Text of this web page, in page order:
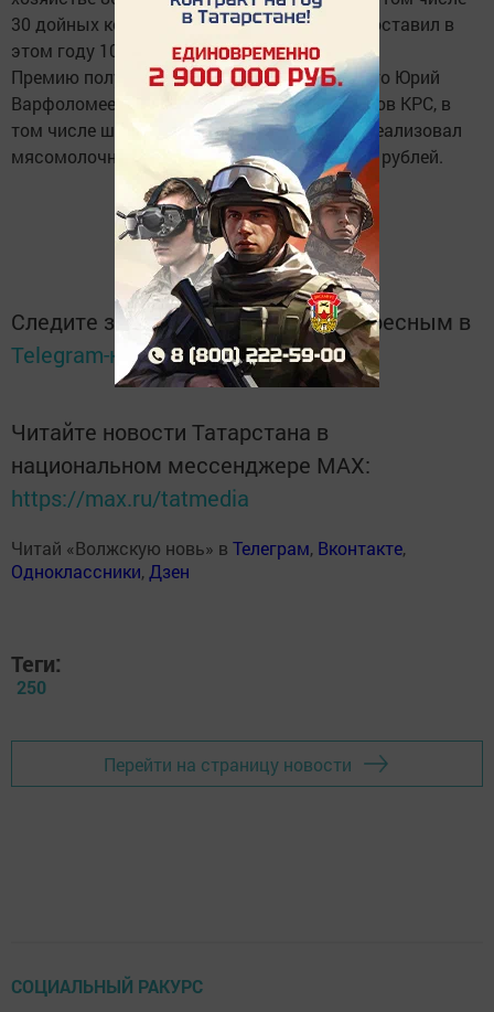
30 дойных коров. Валовый надой молока составил в
этом году 100 тонн.
Премию получит также житель Соболевского Юрий
Варфоломеев, у которого в подворье 12 голов КРС, в
том числе шесть коров. За 11 месяцев он реализовал
мясомолочной продукции на один миллион рублей.
Следите за самым важным и интересным в
Telegram-канале Татмедиа
Читайте новости Татарстана в
национальном мессенджере MАХ:
https://max.ru/tatmedia
Читай «Волжскую новь» в Телеграм, Вконтакте,
Одноклассники,Дзен
Теги:
250
Перейти на страницу новости
СОЦИАЛЬНЫЙ РАКУРС